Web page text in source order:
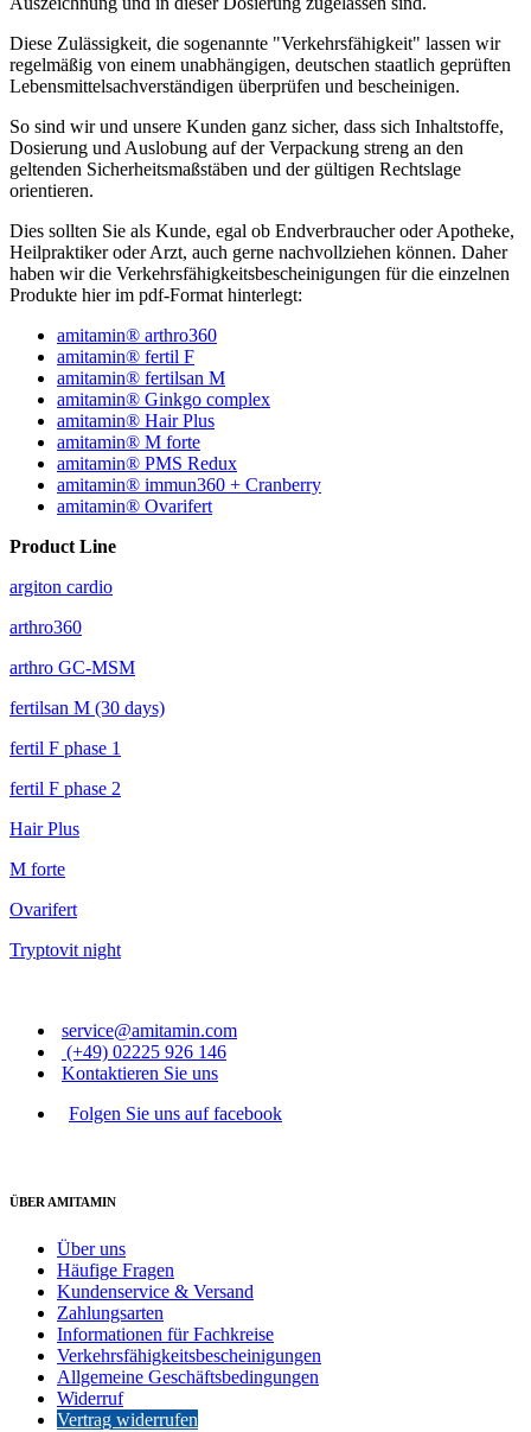
Diese Zulässigkeit, die sogenannte "Verkehrsfähigkeit" lassen wir
regelmäßig von einem unabhängigen, deutschen staatlich geprüften
Lebensmittelsachverständigen überprüfen und bescheinigen.
So sind wir und unsere Kunden ganz sicher, dass sich Inhaltstoffe,
Dosierung und Auslobung auf der Verpackung streng an den
geltenden Sicherheitsmaßstäben und der gültigen Rechtslage
orientieren.
Dies sollten Sie als Kunde, egal ob Endverbraucher oder Apotheke,
Heilpraktiker oder Arzt, auch gerne nachvollziehen können. Daher
haben wir die Verkehrsfähigkeitsbescheinigungen für die einzelnen
Produkte hier im pdf-Format hinterlegt:
amitamin® arthro360
amitamin® fertil F
amitamin® fertilsan M
amitamin® Ginkgo complex
amitamin® Hair Plus
amitamin® M forte
amitamin® PMS Redux
amitamin® immun360 + Cranberry
amitamin® Ovarifert
Product Line
argiton cardio
arthro360
arthro GC-MSM
fertilsan M (30 days)
fertil F phase 1
fertil F phase 2
Hair Plus
M forte
Ovarifert
Tryptovit night
service@amitamin.com
(+49) 02225 926 146
Kontaktieren Sie uns
Folgen Sie uns auf facebook
ÜBER AMITAMIN
Über uns
Häufige Fragen
Kundenservice & Versand
Zahlungsarten
Informationen für Fachkreise
Verkehrsfähigkeitsbescheinigungen
Allgemeine Geschäftsbedingungen
Widerruf
Vertrag widerrufen